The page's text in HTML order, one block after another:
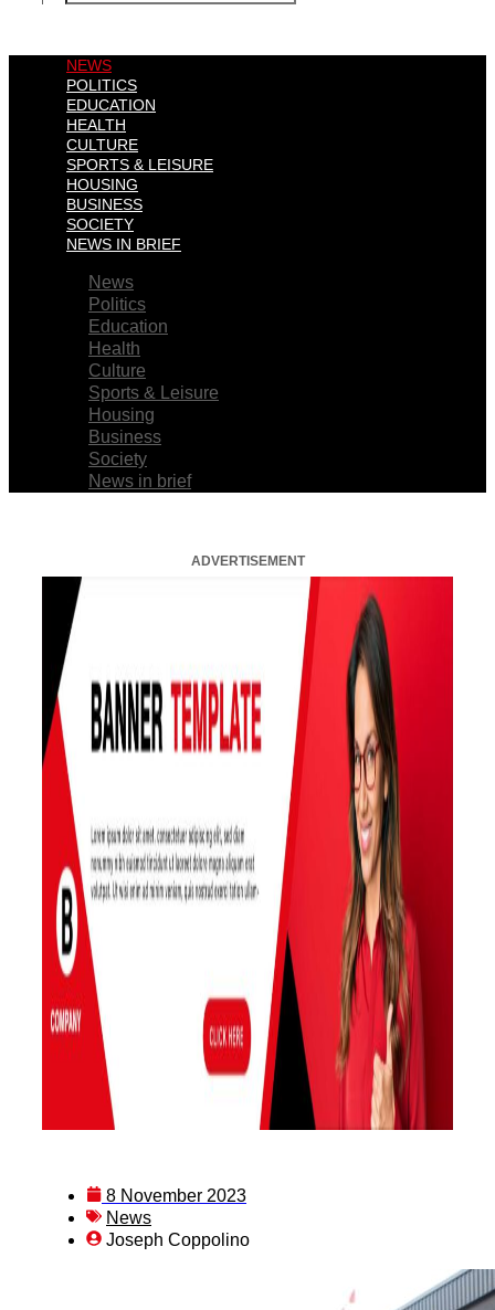
NEWS
POLITICS
EDUCATION
HEALTH
CULTURE
SPORTS & LEISURE
HOUSING
BUSINESS
SOCIETY
NEWS IN BRIEF
News
Politics
Education
Health
Culture
Sports & Leisure
Housing
Business
Society
News in brief
ADVERTISEMENT
8 November 2023
News
Joseph Coppolino